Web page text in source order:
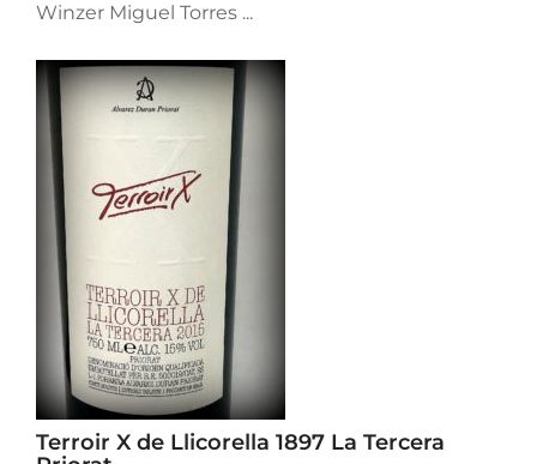
Winzer Miguel Torres ...
Terroir X de Llicorella 1897 La Tercera